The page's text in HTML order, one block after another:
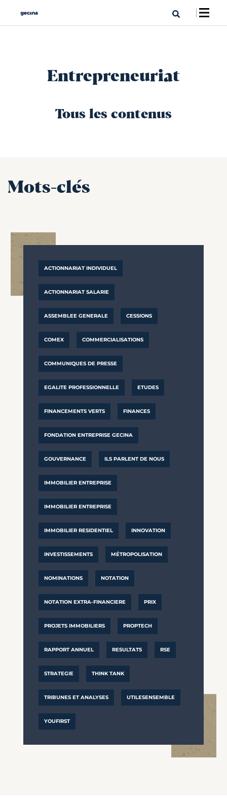
Entrepreneuriat
Tous les contenus
Mots-clés
ACTIONNARIAT INDIVIDUEL
ACTIONNARIAT SALARIE
ASSEMBLEE GENERALE CESSIONS
COMEX COMMERCIALISATIONS
COMMUNIQUES DE PRESSE
EGALITE PROFESSIONNELLE ETUDES
FINANCEMENTS VERTS FINANCES
FONDATION ENTREPRISE GECINA
GOUVERNANCE ILS PARLENT DE NOUS
IMMOBILIER ENTREPRISE
IMMOBILIER ENTREPRISE
IMMOBILIER RESIDENTIEL INNOVATION
INVESTISSEMENTS MÉTROPOLISATION
NOMINATIONS NOTATION
NOTATION EXTRA-FINANCIERE PRIX
PROJETS IMMOBILIERS PROPTECH
RAPPORT ANNUEL RESULTATS RSE
STRATEGIE THINK TANK
TRIBUNES ET ANALYSES UTILESENSEMBLE
YOUFIRST